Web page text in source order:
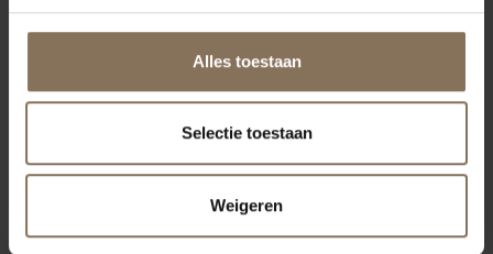
Alles toestaan
Selectie toestaan
Weigeren